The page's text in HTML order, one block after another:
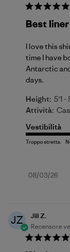
Best
I love this
time I have
Antarctic
days.
Height: 5'1 -
Attività:
Vestibilità
Data
08/03/26
JZ
Jill Z.
Recensore